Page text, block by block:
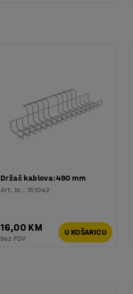
Držač kablova:490 mm
Art. br.:151042
16,00 KM
bez PDV
U KOŠARICU